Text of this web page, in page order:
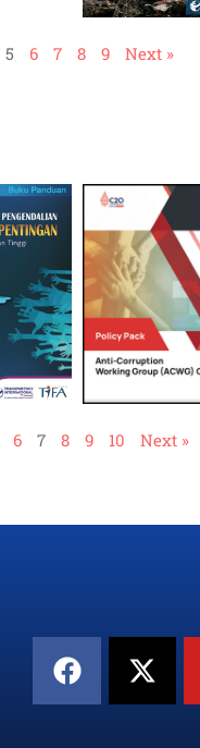
5 6 7 8 9 Next »
6 7 8 9 10 Next »